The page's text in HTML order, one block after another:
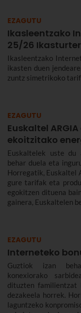
EZAGUTU
Ikasleentzako
25/26
Ikasleentzako
ikasten duen
zuntz simetrikoko
EZAGUTU
Euskaltel
ekoitzitako
Euskaltelek uste du
behar duela eta
Horregatik, Euskaltel
gure tarifak eta
egokitzen dituena
gainera, Euskaltelen
EZAGUTU
Interneteko
Guztiok izan
konexiorako
dituzten familientzat
dezakeela horrek.
laguntzeko